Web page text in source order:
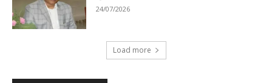
24/07/2026
Load more